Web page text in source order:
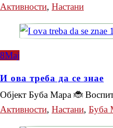
Активности, Настани
8Мај
И ова треба да се знае
Објект Буба Мара 🐞
Активности, Настани, Буба